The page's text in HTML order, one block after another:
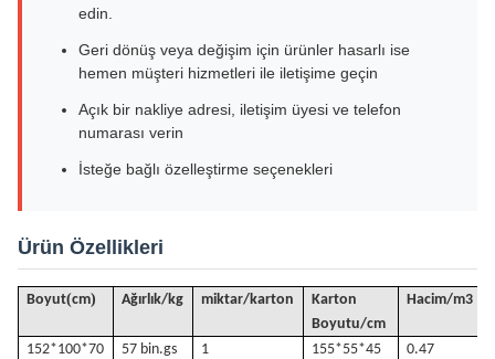
edin.
Geri dönüş veya değişim için ürünler hasarlı ise
hemen müşteri hizmetleri ile iletişime geçin
Açık bir nakliye adresi, iletişim üyesi ve telefon
numarası verin
İsteğe bağlı özelleştirme seçenekleri
Ürün Özellikleri
Boyut(cm) Ağırlık/kg miktar/karton
Karton
Boyutu/cm
Hacim/m3
152*100*70 57 bin.gs 1
155*55*45
0.47